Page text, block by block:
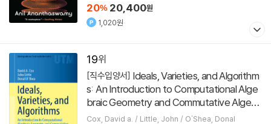
20% 20,400원
1,020원
19
[직수입양서]
s: An Introduction to Computational Alge
braic Geometry and Commutative Algebr
a Hardcover POD 주문제작도서 Cox, David a. / Little, John / O'Shea, Donal